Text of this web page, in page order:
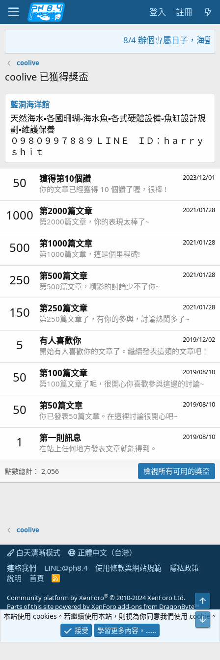
登入 註冊
8/4 辦個專屬日子，海鹽
coolive
coolive 已獲得獎盃
藍洞海洋館
天然海水▪各國珊瑚▫海水魚▪各式硬體設備▫魚缸設計規
劃▪維護保養
０９８０９９７８８９ ＬＩＮＥ ＩＤ：ｈａｒｒｙ
ｓｈｉｔ
50 2023/12/01
獲得第10個讚
你的文章已經獲得 10 個讚了喔，很棒 !
1000 2021/01/28
第2000篇文章
第2000篇文章，你的表現太棒了~
500 2021/01/28
第1000篇文章
第1000篇文章，這是個里程碑!
250 2021/01/28
第500篇文章
第500篇文章，精彩的討論少不了你~
150 2021/01/28
第250篇文章
第250篇文章了，有你的參與，討論熱鬧多了~
5 2019/12/02
有人喜歡你
開始有人喜歡你的文章了。繼續發表這類的文章吧！
50 2019/08/10
第100篇文章
第100篇文章了呢，很開心你喜歡參與這邊的討論~
50 2019/08/10
第50篇文章
你已發表50篇文章。在這裡討論很開心吧~
1 2019/08/10
第一則訊息
在站上任何地方發表文章就能得到。
點數總計： 2,056 檢視所有可用的獎盃
coolive
白天清晰模式
正體中文（台灣）
連絡我們
LINE:@ph8.4 使用條款與網站規範
隱私政策
說明
首頁
R
Community platform by XenForo® © 2010-2024 XenForo Ltd.
Parts of this site powered byXenForo add-ons from DragonByte™
©2011-2026DragonByte Technologies (Details)
營業人名稱：八點四企業社 統一編號：25953834
PH8.4 海水觀賞魚寵物交流網
本站使用 cookies。若繼續使用本站，則視為你同意我們使用 cookie。
接受
學習更多內容。……
上方
下方